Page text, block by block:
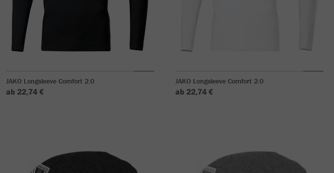
JAKO Longsleeve Comfort 2.0
ab 22,74 €
JAKO Longsleeve Comfort 2.0
ab 22,74 €